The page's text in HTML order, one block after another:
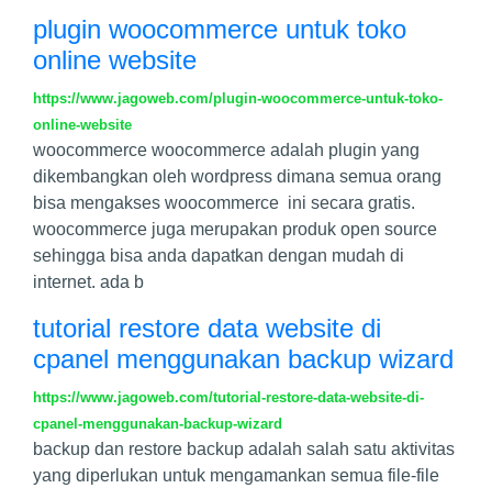
plugin woocommerce untuk toko
online website
https://www.jagoweb.com/plugin-woocommerce-untuk-toko-
online-website
woocommerce woocommerce adalah plugin yang
dikembangkan oleh wordpress dimana semua orang
bisa mengakses woocommerce ini secara gratis.
woocommerce juga merupakan produk open source
sehingga bisa anda dapatkan dengan mudah di
internet. ada b
tutorial restore data website di
cpanel menggunakan backup wizard
https://www.jagoweb.com/tutorial-restore-data-website-di-
cpanel-menggunakan-backup-wizard
backup dan restore backup adalah salah satu aktivitas
yang diperlukan untuk mengamankan semua file-file